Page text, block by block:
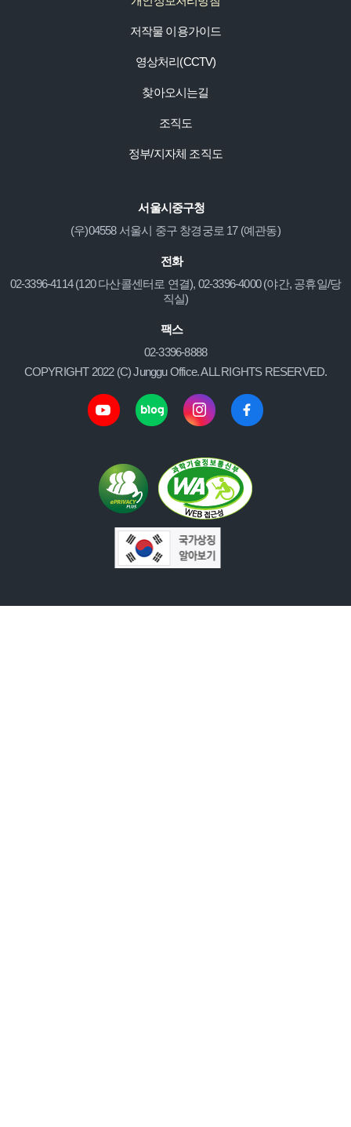
저작물 이용가이드
영상처리(CCTV)
찾아오시는길
조직도
정부/지자체 조직도
서울시중구청
(우)04558 서울시 중구 창경궁로 17 (예관동)
전화
02-3396-4114 (120 다산콜센터로 연결), 02-3396-4000 (야간, 공휴일/당
직실)
팩스
02-3396-8888
COPYRIGHT 2022 (C) Junggu Office. ALL RIGHTS RESERVED.